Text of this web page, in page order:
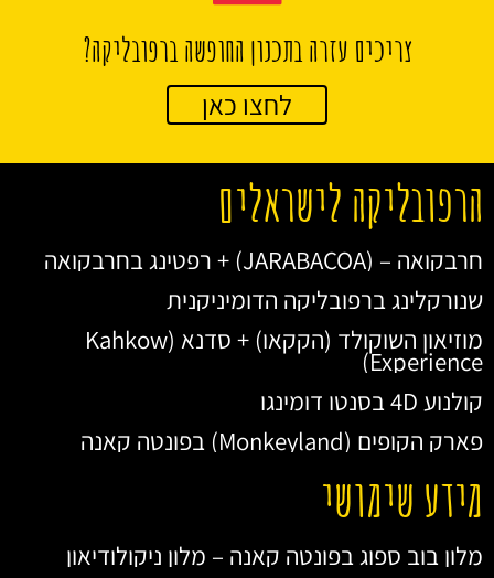
צריכים עזרה בתכנון החופשה ברפובליקה?
לחצו כאן
הרפובליקה לישראלים
חרבקואה – (JARABACOA) + רפטינג בחרבקואה
שנורקלינג ברפובליקה הדומיניקנית
מוזיאון השוקולד (הקקאו) + סדנא (Kahkow
Experience)
קולנוע 4D בסנטו דומינגו
פארק הקופים (Monkeyland) בפונטה קאנה
מידע שימושי
מלון בוב ספוג בפונטה קאנה – מלון ניקולודיאון